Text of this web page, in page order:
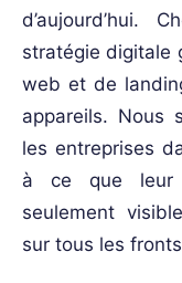
d’aujourd’hui.
stratégie digitale
web et de
appareils. Nous
les entreprises
à ce que leur
seulement
sur tous les